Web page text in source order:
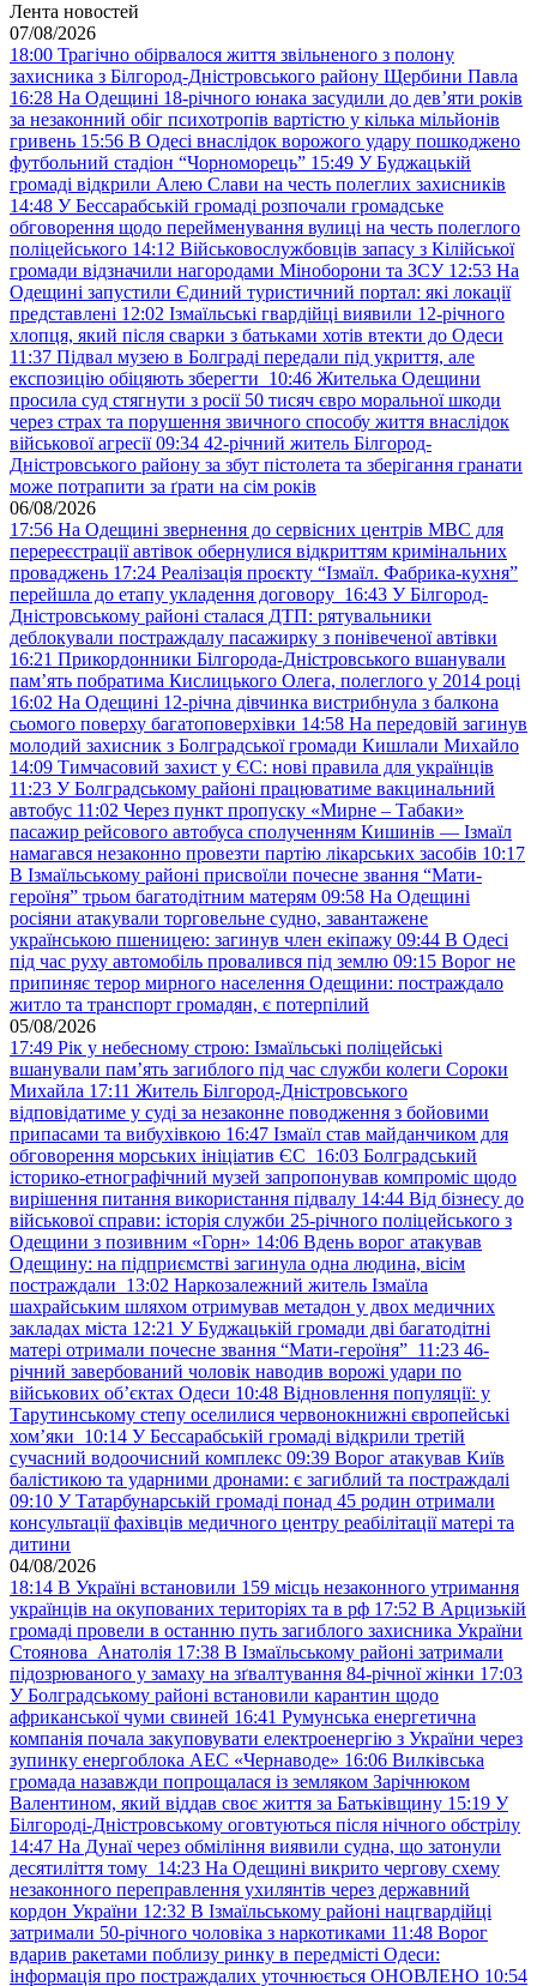
Лента новостей
07/08/2026
18:00 Трагічно обірвалося життя звільненого з полону
захисника з Білгород-Дністровського району Щербини Павла
16:28 На Одещині 18-річного юнака засудили до дев’яти років
за незаконний обіг психотропів вартістю у кілька мільйонів
гривень 15:56 В Одесі внаслідок ворожого удару пошкоджено
футбольний стадіон “Чорноморець” 15:49 У Буджацькій
громаді відкрили Алею Слави на честь полеглих захисників
14:48 У Бессарабській громаді розпочали громадське
обговорення щодо перейменування вулиці на честь полеглого
поліцейського 14:12 Військовослужбовців запасу з Кілійської
громади відзначили нагородами Міноборони та ЗСУ 12:53 На
Одещині запустили Єдиний туристичний портал: які локації
представлені 12:02 Ізмаїльські гвардійці виявили 12-річного
хлопця, який після сварки з батьками хотів втекти до Одеси
11:37 Підвал музею в Болграді передали під укриття, але
експозицію обіцяють зберегти 10:46 Жителька Одещини
просила суд стягнути з росії 50 тисяч євро моральної шкоди
через страх та порушення звичного способу життя внаслідок
військової агресії 09:34 42-річний житель Білгород-
Дністровського району за збут пістолета та зберігання гранати
може потрапити за ґрати на сім років
06/08/2026
17:56 На Одещині звернення до сервісних центрів МВС для
перереєстрації автівок обернулися відкриттям кримінальних
проваджень 17:24 Реалізація проєкту “Ізмаїл. Фабрика-кухня”
перейшла до етапу укладення договору 16:43 У Білгород-
Дністровському районі сталася ДТП: рятувальники
деблокували постраждалу пасажирку з понівеченої автівки
16:21 Прикордонники Білгорода-Дністровського вшанували
пам’ять побратима Кислицького Олега, полеглого у 2014 році
16:02 На Одещині 12-річна дівчинка вистрибнула з балкона
сьомого поверху багатоповерхівки 14:58 На передовій загинув
молодий захисник з Болградської громади Кишлали Михайло
14:09 Тимчасовий захист у ЄС: нові правила для українців
11:23 У Болградському районі працюватиме вакцинальний
автобус 11:02 Через пункт пропуску «Мирне – Табаки»
пасажир рейсового автобуса сполученням Кишинів — Ізмаїл
намагався незаконно провезти партію лікарських засобів 10:17
В Ізмаїльському районі присвоїли почесне звання “Мати-
героїня” трьом багатодітним матерям 09:58 На Одещині
росіяни атакували торговельне судно, завантажене
українською пшеницею: загинув член екіпажу 09:44 В Одесі
під час руху автомобіль провалився під землю 09:15 Ворог не
припиняє терор мирного населення Одещини: постраждало
житло та транспорт громадян, є потерпілий
05/08/2026
17:49 Рік у небесному строю: Ізмаїльські поліцейські
вшанували пам’ять загиблого під час служби колеги Сороки
Михайла 17:11 Житель Білгород-Дністровського
відповідатиме у суді за незаконне поводження з бойовими
припасами та вибухівкою 16:47 Ізмаїл став майданчиком для
обговорення морських ініціатив ЄС 16:03 Болградський
історико-етнографічний музей запропонував компроміс щодо
вирішення питання використання підвалу 14:44 Від бізнесу до
військової справи: історія служби 25-річного поліцейського з
Одещини з позивним «Горн» 14:06 Вдень ворог атакував
Одещину: на підприємстві загинула одна людина, вісім
постраждали 13:02 Наркозалежний житель Ізмаїла
шахрайським шляхом отримував метадон у двох медичних
закладах міста 12:21 У Буджацькій громади дві багатодітні
матері отримали почесне звання “Мати-героїня” 11:23 46-
річний завербований чоловік наводив ворожі удари по
військових обʼєктах Одеси 10:48 Відновлення популяції: у
Тарутинському степу оселилися червонокнижні європейські
хом’яки 10:14 У Бессарабській громаді відкрили третій
сучасний водоочисний комплекс 09:39 Ворог атакував Київ
балістикою та ударними дронами: є загиблий та постраждалі
09:10 У Татарбунарській громаді понад 45 родин отримали
консультації фахівців медичного центру реабілітації матері та
дитини
04/08/2026
18:14 В Україні встановили 159 місць незаконного утримання
українців на окупованих територіях та в рф 17:52 В Арцизькій
громаді провели в останню путь загиблого захисника України
Стоянова Анатолія 17:38 В Ізмаїльському районі затримали
підозрюваного у замаху на зґвалтування 84-річної жінки 17:03
У Болградському районі встановили карантин щодо
африканської чуми свиней 16:41 Румунська енергетична
компанія почала закуповувати електроенергію з України через
зупинку енергоблока АЕС «Чернаводе» 16:06 Вилківська
громада назавжди попрощалася із земляком Зарічнюком
Валентином, який віддав своє життя за Батьківщину 15:19 У
Білгороді-Дністровському оговтуються після нічного обстрілу
14:47 На Дунаї через обміління виявили судна, що затонули
десятиліття тому 14:23 На Одещині викрито чергову схему
незаконного переправлення ухилянтів через державний
кордон України 12:32 В Ізмаїльському районі нацгвардійці
затримали 50-річного чоловіка з наркотиками 11:48 Ворог
вдарив ракетами поблизу ринку в передмісті Одеси:
інформація про постраждалих уточнюється ОНОВЛЕНО 10:54